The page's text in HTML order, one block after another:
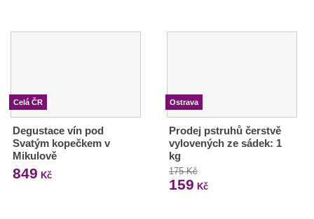
Celá ČR
Degustace vín pod
Svatým kopečkem v
Mikulově
849 Kč
Ostrava
Prodej pstruhů čerstvě
vylovených ze sádek: 1
kg
175 Kč
159 Kč